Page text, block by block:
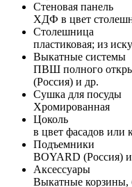
Стеновая панель
ХДФ в цвет
Столешница
пластиковая; из
Выкатные системы
ПВШ полного
(Россия) и др.
Сушка для посуды
Хромированная
Цоколь
в цвет фасадов или
Подъемники
BOYARD (Россия)
Аксессуары
Выкатные корзины,